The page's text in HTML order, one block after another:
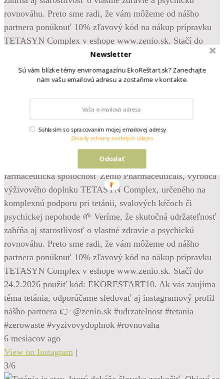
Máme nového partnera a darček pre vás 💚 Sme veľmi
radi, že sa k našim partnerom najnovšie pridala slovenská
farmaceutická spoločnosť Zenio Pharmaceuticals, výrobca
výživového doplnku TETASYN Complex, určeného na
komplexnú podporu pri tetánii, svalových kŕčoch či
psychickej nepohode 🌱 Veríme, že skutočná udržateľnosť
zahŕňa aj starostlivosť o vlastné zdravie a psychickú
rovnováhu. Preto sme radi, že vám môžeme od nášho
partnera ponúknuť 10% zľavový kód na nákup prípravku
TETASYN Complex v eshope www.zenio.sk. Stačí do
24.2.2026 použiť kód: EKORESTART10. Ak vás zaujíma
téma tetánia, odporúčame sledovať aj instagramový profil
nášho partnera 👉 @zenio.sk #udrzatelnost #tetania
#zerowaste #vyzivovydoplnok #rovnovaha
6 mesiacov ago
View on Instagram |
3/6
Newsletter
Sú vám blízke témy enviromagazínu EkoReštart.sk? Zanechajte
nám vašu emailovú adresu a zostaňme v kontakte.
Odoslať
Súhlasím so spracovaním mojej emailovej adresy
Zásady ochrany osobných údajov